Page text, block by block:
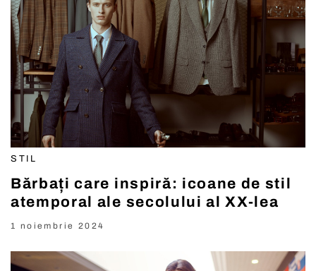
STIL
Bărbați care inspiră: icoane de stil
atemporal ale secolului al XX-lea
1 noiembrie 2024